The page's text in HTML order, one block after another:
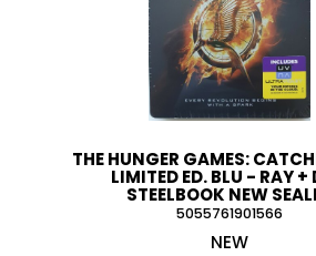
THE HUNGER GAMES:
LIMITED ED. BLU - RAY +
STEELBOOK NEW
5055761901566
NEW